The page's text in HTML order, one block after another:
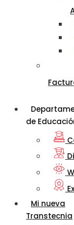
de
Mi nueva
Transtecnia